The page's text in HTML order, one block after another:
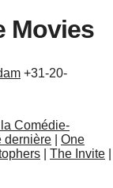
Movies
+31-20-
Comédie-
dernière
One
The Invite